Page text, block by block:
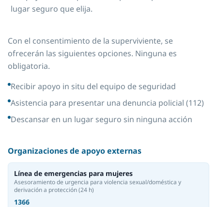
lugar seguro que elija.
Con el consentimiento de la superviviente, se
ofrecerán las siguientes opciones. Ninguna es
obligatoria.
Recibir apoyo in situ del equipo de seguridad
Asistencia para presentar una denuncia policial (112)
Descansar en un lugar seguro sin ninguna acción
Organizaciones de apoyo externas
Línea de emergencias para mujeres
Asesoramiento de urgencia para violencia sexual/doméstica y
derivación a protección(24 h)
1366